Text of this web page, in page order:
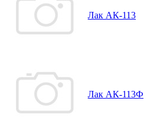
Лак АК-113
Лак АК-113Ф